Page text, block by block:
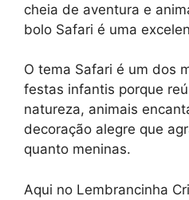
cheia de aventura e
bolo Safari é uma
O tema Safari é um dos
festas infantis porque
natureza, animais
decoração alegre que
quanto meninas.
Aqui no Lembrancinha